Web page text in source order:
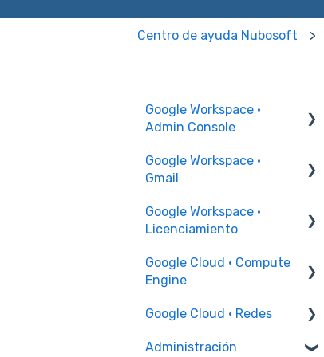
Centro de ayuda Nubosoft
Google Workspace ·
Admin Console
Permisos Administrador
usuarios
grupos
Google Workspace ·
Gmail
Problemas para enviar y
recibir correo
Configuración firma
Google Workspace ·
Licenciamiento
Incrementales
Google Cloud · Compute
Engine
Instancia de VM
Google Cloud · Redes
Reglas de firewall
Administración